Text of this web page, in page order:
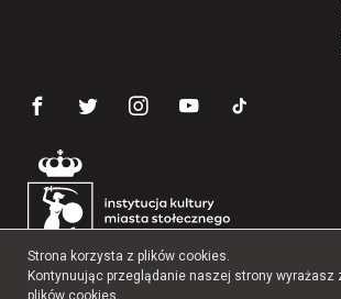
Strona korzysta z plików cookies.
Kontynuując przeglądanie naszej strony wyrażasz
plików cookies.